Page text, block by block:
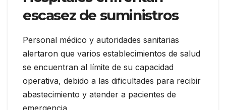
escasez de suministros
Personal médico y autoridades sanitarias
alertaron que varios establecimientos de salud
se encuentran al límite de su capacidad
operativa, debido a las dificultades para recibir
abastecimiento y atender a pacientes de
emergencia.